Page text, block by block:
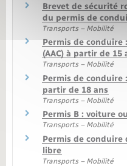
Brevet de sécurité
du permis de
Transports – Mobilité
Permis de
(AAC) à partir de 15
Transports – Mobilité
Permis de conduire
partir de 18 ans
Transports – Mobilité
Permis B : voiture
Transports – Mobilité
Permis de conduire
libre
Transports – Mobilité